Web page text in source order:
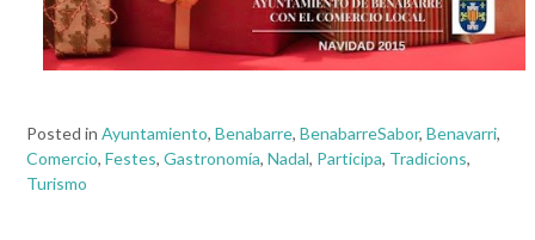
Posted in Ayuntamiento, Benabarre, BenabarreSabor, Benavarri,
Comercio, Festes, Gastronomía, Nadal, Participa, Tradicions,
Turismo